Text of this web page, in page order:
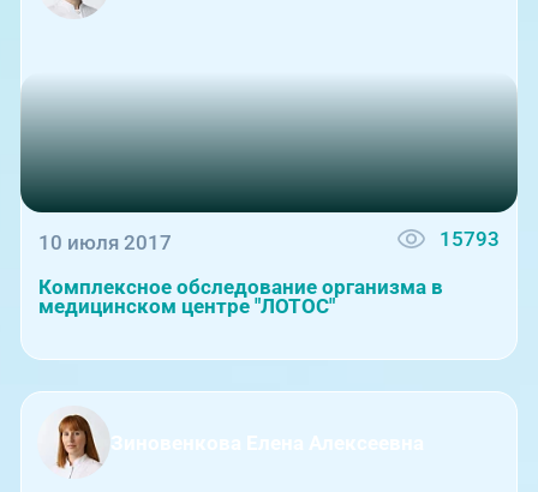
10 июля 2017 15793
Комплексное обследование организма в
медицинском центре "ЛОТОС"
Зиновенкова Елена Алексеевна